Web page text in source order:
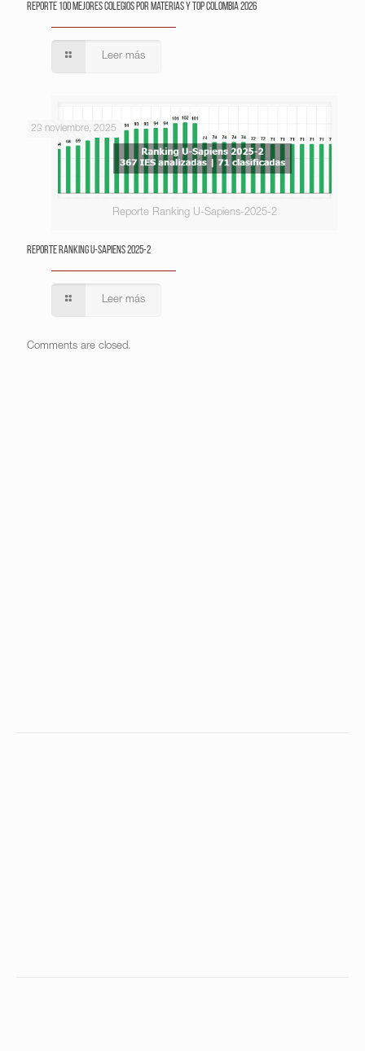
Reporte 100 Mejores Colegios por Materias y Top Colombia 2026
Leer más
Reporte Ranking U-Sapiens-2025-2
23 noviembre, 2025
Reporte Ranking U-Sapiens 2025-2
Leer más
Comments are closed.